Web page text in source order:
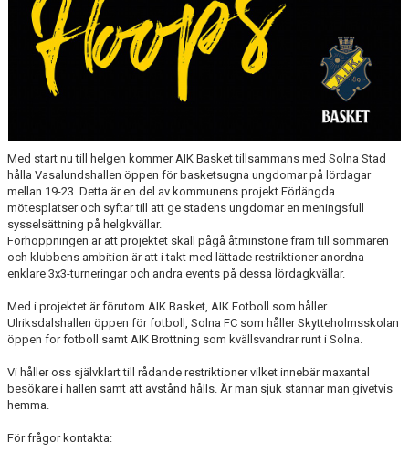
SHOP
AIK.SE
Med start nu till helgen kommer AIK Basket tillsammans med Solna Stad
hålla Vasalundshallen öppen för basketsugna ungdomar på lördagar
mellan 19-23. Detta är en del av kommunens projekt Förlängda
mötesplatser och syftar till att ge stadens ungdomar en meningsfull
sysselsättning på helgkvällar.
Förhoppningen är att projektet skall pågå åtminstone fram till sommaren
och klubbens ambition är att i takt med lättade restriktioner anordna
enklare 3x3-turneringar och andra events på dessa lördagkvällar.
Med i projektet är förutom AIK Basket, AIK Fotboll som håller
Ulriksdalshallen öppen för fotboll, Solna FC som håller Skytteholmsskolan
öppen for fotboll samt AIK Brottning som kvällsvandrar runt i Solna.
Vi håller oss självklart till rådande restriktioner vilket innebär maxantal
besökare i hallen samt att avstånd hålls. Är man sjuk stannar man givetvis
hemma.
För frågor kontakta: